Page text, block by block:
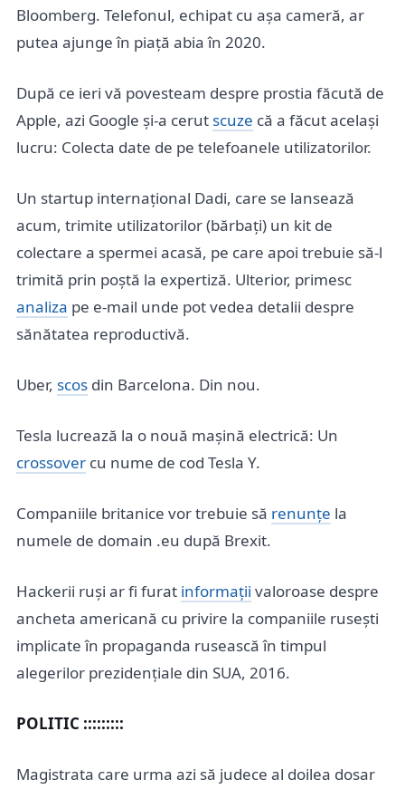
Bloomberg. Telefonul, echipat cu așa cameră, ar
putea ajunge în piață abia în 2020.
După ce ieri vă povesteam despre prostia făcută de
Apple, azi Google și-a cerut scuze că a făcut același
lucru: Colecta date de pe telefoanele utilizatorilor.
Un startup internațional Dadi, care se lansează
acum, trimite utilizatorilor (bărbați) un kit de
colectare a spermei acasă, pe care apoi trebuie să-l
trimită prin poștă la expertiză. Ulterior, primesc
analiza pe e-mail unde pot vedea detalii despre
sănătatea reproductivă.
Uber, scos din Barcelona. Din nou.
Tesla lucrează la o nouă mașină electrică: Un
crossover cu nume de cod Tesla Y.
Companiile britanice vor trebuie să renunțe la
numele de domain .eu după Brexit.
Hackerii ruși ar fi furat informații valoroase despre
ancheta americană cu privire la companiile rusești
implicate în propaganda rusească în timpul
alegerilor prezidențiale din SUA, 2016.
POLITIC :::::::::
Magistrata care urma azi să judece al doilea dosar